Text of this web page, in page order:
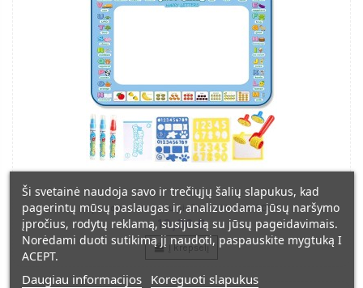
Spalvotas vandeniu piešimo kilimėlis 6057
19,00 €
Į krepšelį
Ši svetainė naudoja savo ir trečiųjų šalių slapukus, kad
pagerintų mūsų paslaugas ir, analizuodama jūsų naršymo
įpročius, rodytų reklamą, susijusią su jūsų pageidavimais.
Norėdami duoti sutikimą jį naudoti, paspauskite mygtuką I
ACEPT.
Daugiau informacijos Koreguoti slapukus